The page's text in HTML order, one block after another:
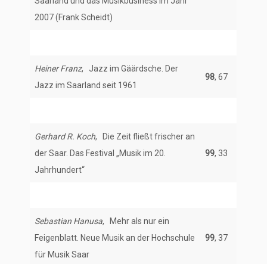
2007 (Frank Scheidt)
Heiner Franz, Jazz im Gäärdsche. Der
Jazz im Saarland seit 1961
98, 67
Gerhard R. Koch, Die Zeit fließt frischer an
der Saar. Das Festival „Musik im 20.
Jahrhundert“
99, 33
Sebastian Hanusa, Mehr als nur ein
Feigenblatt. Neue Musik an der Hochschule
für Musik Saar
99, 37